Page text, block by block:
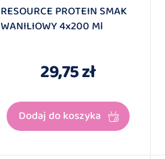
RESOURCE PROTEIN SMAK
WANILIOWY 4x200 Ml
29,75 zł
Dodaj do koszyka